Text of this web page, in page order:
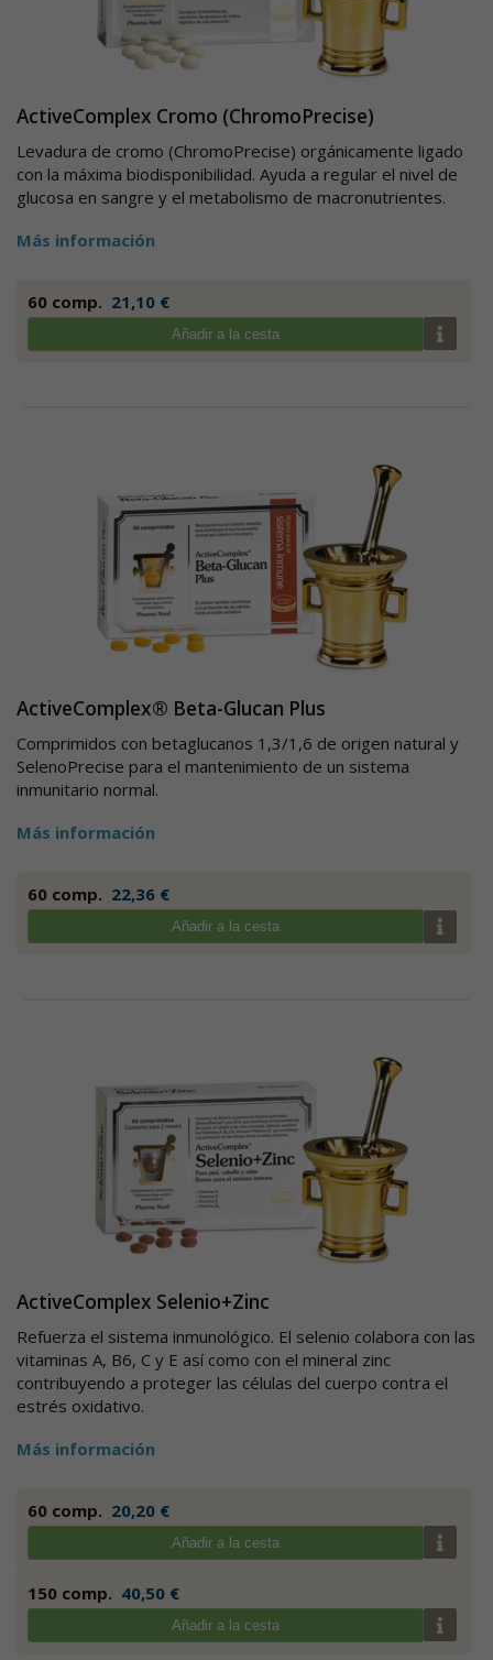
ActiveComplex Cromo (ChromoPrecise)
Levadura de cromo (ChromoPrecise) orgánicamente ligado
con la máxima biodisponibilidad. Ayuda a regular el nivel de
glucosa en sangre y el metabolismo de macronutrientes.
Más información
60 comp. 21,10 €
Añadir a la cesta
ActiveComplex® Beta-Glucan Plus
Comprimidos con betaglucanos 1,3/1,6 de origen natural y
SelenoPrecise para el mantenimiento de un sistema
inmunitario normal.
Más información
60 comp. 22,36 €
Añadir a la cesta
ActiveComplex Selenio+Zinc
Refuerza el sistema inmunológico. El selenio colabora con las
vitaminas A, B6, C y E así como con el mineral zinc
contribuyendo a proteger las células del cuerpo contra el
estrés oxidativo.
Más información
60 comp. 20,20 €
Añadir a la cesta
150 comp. 40,50 €
Añadir a la cesta